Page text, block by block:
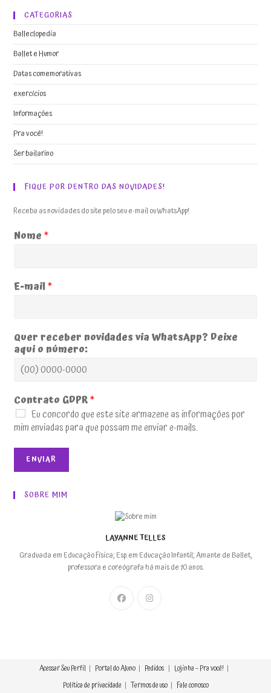
CATEGORIAS
Balleclopedia
Ballet e Humor
Datas comemorativas
exercícios
Informações
Pra você!
Ser bailarino
FIQUE POR DENTRO DAS NOVIDADES!
Receba as novidades do site pelo seu e-mail ou WhatsApp!
Nome*
E-mail*
Quer receber novidades via WhatsApp? Deixe
aqui o número:
Contrato GDPR*
Eu concordo que este site armazene as informações por
mim enviadas para que possam me enviar e-mails.
ENVIAR
SOBRE MIM
LAYANNE TELLES
Graduada em Educação Física; Esp. em Educação Infantil; Amante de Ballet,
professora e coreógrafa há mais de 10 anos.
AcessarSeu Perfil Portal do Aluno Pedidos
Lojinha – Pra você!
Política de privacidade
Termos de uso Fale conosco